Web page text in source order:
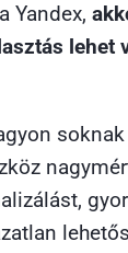
Yandex,
lehet